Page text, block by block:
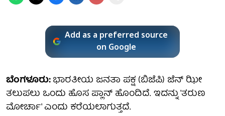
Add as a preferred source
on Google
ಬೆಂಗಳೂರು:ಭಾರತೀಯ ಜನತಾ ಪಕ್ಷ (ಬಿಜೆಪಿ) ಜೆನ್ ಝೀ
ತಲುಪಲು ಒಂದು ಹೊಸ ಪ್ಲಾನ್ ಹೊಂದಿದೆ. ಇದನ್ನು 'ತರುಣ
ಮೋರ್ಚಾ' ಎಂದು ಕರೆಯಲಾಗುತ್ತದೆ.